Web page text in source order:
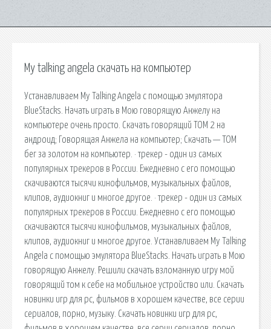
My talking angela скачать на компьютер
Устанавливаем My Talking Angela с помощью эмулятора
BlueStacks. Начать играть в Мою говорящую Анжелу на
компьютере очень просто. Скачать говорящий ТОМ 2 на
андроид; Говорящая Анжела на компьютер; Скачать — ТОМ
бег за золотом на компьютер. · трекер - один из самых
популярных трекеров в России. Ежедневно с его помощью
скачиваются тысячи кинофильмов, музыкальных файлов,
клипов, аудиокниг и многое другое. · трекер - один из самых
популярных трекеров в России. Ежедневно с его помощью
скачиваются тысячи кинофильмов, музыкальных файлов,
клипов, аудиокниг и многое другое. Устанавливаем My Talking
Angela с помощью эмулятора BlueStacks. Начать играть в Мою
говорящую Анжелу. Решили скачать взломанную игру мой
говорящий том к себе на мобильное устройство или. Скачать
новинки игр для pc, фильмов в хорошем качестве, все серии
сериалов, порно, музыку. Скачать новинки игр для pc,